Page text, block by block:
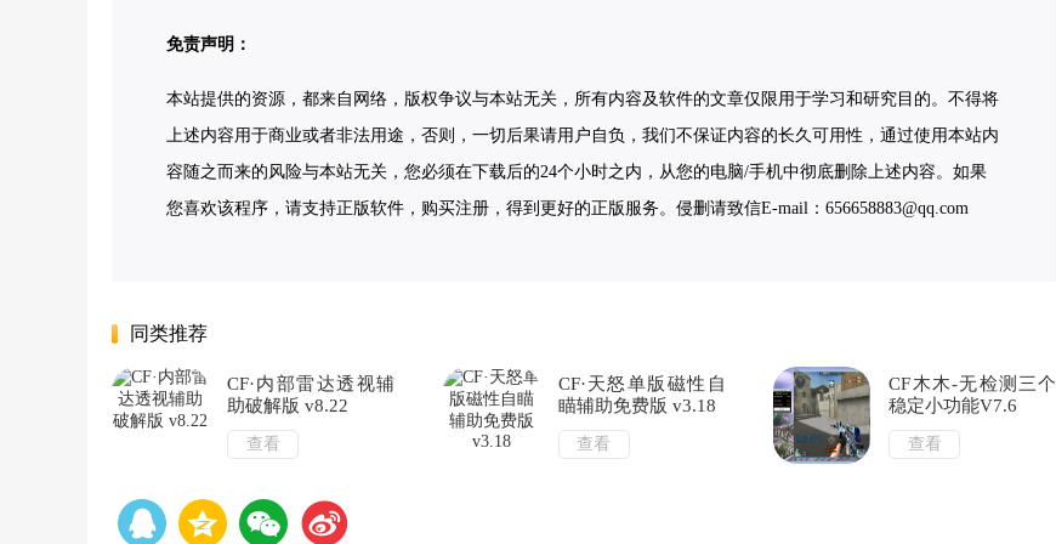
免责声明：
本站提供的资源，都来自网络，版权争议与本站无关，所有内容及软件的文章仅限用于学习和研究目的。不得将
上述内容用于商业或者非法用途，否则，一切后果请用户自负，我们不保证内容的长久可用性，通过使用本站内
容随之而来的风险与本站无关，您必须在下载后的24个小时之内，从您的电脑/手机中彻底删除上述内容。如果
您喜欢该程序，请支持正版软件，购买注册，得到更好的正版服务。侵删请致信E-mail：656658883@qq.com
同类推荐
CF·内部雷达透视辅
助破解版 v8.22
查看
CF·天怒单版磁性自
瞄辅助免费版 v3.18
查看
CF木木-无检测三个
稳定小功能V7.6
查看